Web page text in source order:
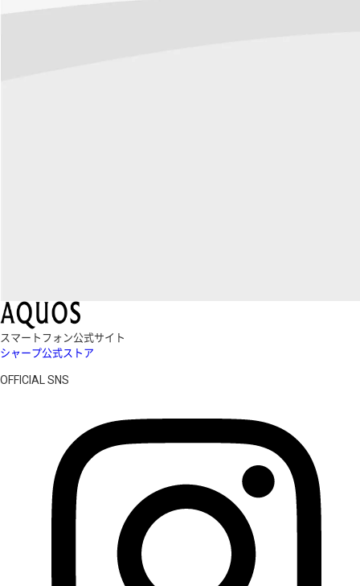
スマートフォン公式サイト
シャープ公式ストア
OFFICIAL SNS